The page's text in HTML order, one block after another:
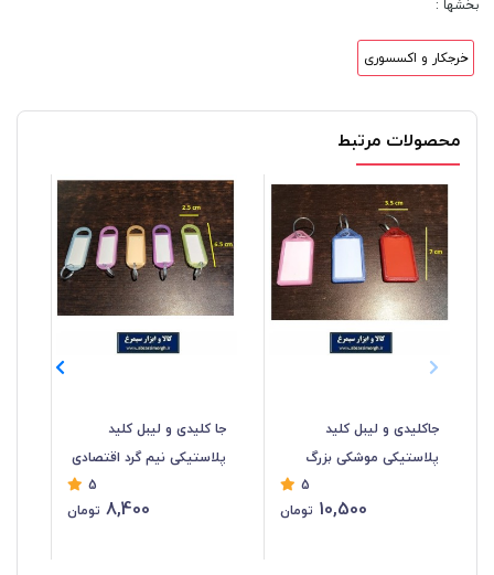
بخشها :
خرجکار و اکسسوری
محصولات مرتبط
جاکلیدی و لیبل کلید
پلاستیکی موشکی بزرگ
5
10,500 تومان
جا کلیدی و لیبل کلید
پلاستیکی نیم گرد اقتصادی
5
8,400 تومان